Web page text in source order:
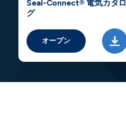
Seal-Connect® 電気カタロ
グ
オープン